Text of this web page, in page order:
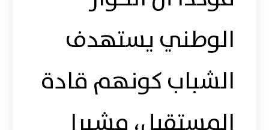
الوطني يستهدف
الشباب كونهم قادة